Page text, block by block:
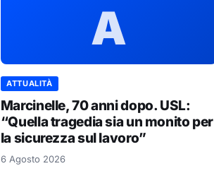
A
ATTUALITÀ
Marcinelle, 70 anni dopo. USL:
“Quella tragedia sia un monito per
la sicurezza sul lavoro”
6 Agosto 2026